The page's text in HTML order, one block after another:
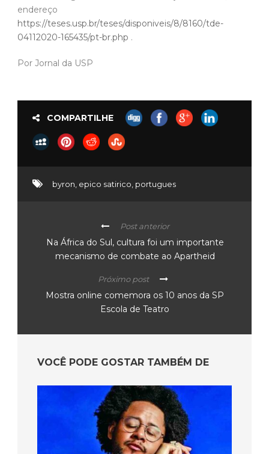
COMPARTILHE
epico satirico,portugues
Post anterior
Na África do Sul, cultura foi um importante
mecanismo de combate ao Apartheid
Escola de Teatro
VOCÊ PODE GOSTAR TAMBÉM DE